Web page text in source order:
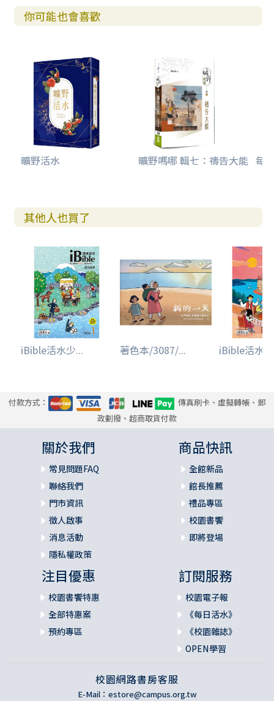
你可能也會喜歡
曠野活水 曠野嗎哪 輯七：禱告大能 每
其他人也買了
iBible活水少... 著色本/3087/... iBible活水
付款方式：
傳真刷卡、虛擬轉帳、郵
政劃撥、超商取貨付款
關於我們
常見問題FAQ
聯絡我們
門市資訊
徵人啟事
消息活動
隱私權政策
商品快訊
全館新品
館長推薦
禮品專區
校園書饗
即將登場
注目優惠
校園書饗特惠
全部特惠案
預約專區
訂閱服務
校園電子報
《每日活水》
《校園雜誌》
OPEN學習
校園網路書房客服
E-Mail： estore@campus.org.tw